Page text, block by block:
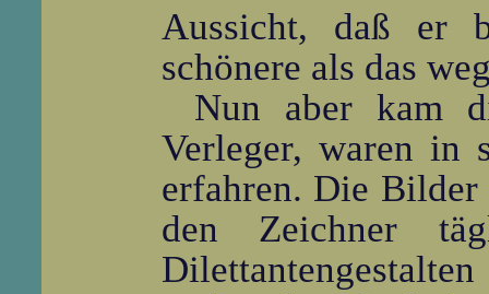
Aussicht, daß er
schönere als das
Nun aber kam
Verleger, waren in
erfahren. Die
den Zeichner